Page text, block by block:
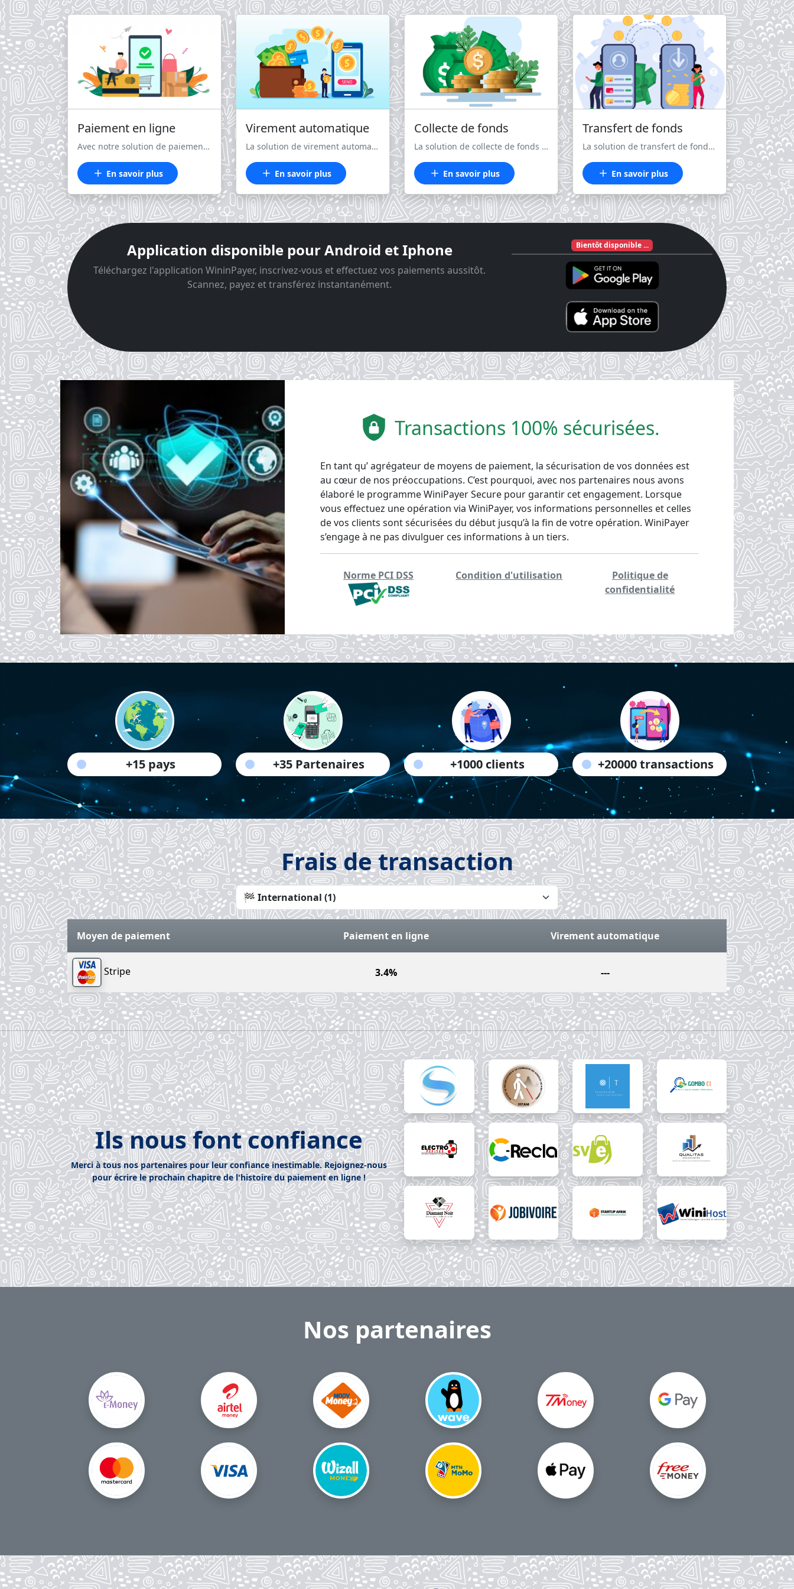
Paiement en ligne
Avec notre solution de paiement en ligne, acceptez et recevez les paiements de vos clients directement sur votre site en toute sécurité. <br /> Le paiement en ligne permet à vos clients de payer rapidement et facilement sur votre site ou votre application, quel que soit le moyen de paiement qu’ils utilisent et de partout dans le monde. <br /> WiniPayer est disponible dans <b class="text-primary">plus de 10 Pays</b> et met à disposition <b class="text-primary">plus de 35 moyens</b> de paiement.
En savoir plus
Virement automatique
La solution de virement automatique vous permet de transférer de l'argent facilement et instantanément de vos comptes marchands vers des comptes mobile money. <br /> Vous pouvez effectuer des virements en masse à plusieurs destinataires en une seule opération. <br /> Que vous ayez besoin de payer des salariés, des fournisseurs, des partenaires ou d'autres bénéficiaires, grâce à cette solution, le processus est simplifié et vous pouvez vous concentrer sur votre cœur de métier.
En savoir plus
Collecte de fonds
La solution de collecte de fonds en ligne permet de collecter des fonds rapidement et efficacement pour divers projets ou causes sociales. <br /> Une simplicité d'utilisation accessible via une interface Web ou mobile Vous devez percevoir des loyers, des abonnements, des frais de scolarité, des remboursements ou des cotisations ? Digitalisez et facilitez vos collectes récurrentes.
En savoir plus
Transfert de fonds
La solution de transfert de fonds en ligne permet d'envoyer de l'argent rapidement et en toute sécurité à travers le monde.
En savoir plus
Application disponible pour Android et Iphone
Téléchargez l'application WininPayer, inscrivez-vous et effectuez vos paiements aussitôt.
Scannez, payez et transférez instantanément.
Bientôt disponible ...
Transactions 100% sécurisées.
En tant qu’ agrégateur de moyens de paiement, la sécurisation de vos données est
au cœur de nos préoccupations. C’est pourquoi, avec nos partenaires nous avons
élaboré le programme WiniPayer Secure pour garantir cet engagement. Lorsque
vous effectuez une opération via WiniPayer, vos informations personnelles et celles
de vos clients sont sécurisées du début jusqu’à la fin de votre opération. WiniPayer
s’engage à ne pas divulguer ces informations à un tiers.
Norme PCI DSS Condition d'utilisation
Politique de
confidentialité
Loading... +15 pays Loading...+35 Partenaires Loading...+1000 clients Loading...
+20000 transactions
Frais de transaction
Moyen de paiement Paiement en ligne Virement automatique
Stripe 3.4% ---
Ils nous font confiance
Merci à tous nos partenaires pour leur confiance inestimable. Rejoignez-nous
pour écrire le prochain chapitre de l'histoire du paiement en ligne !
Nos partenaires